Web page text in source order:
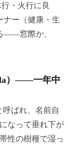
・火行に良
ナー（健康・生
——窓際か、
）——一年中
呼ばれ、名前自
なって垂れ下が
性の樹種で湿っ